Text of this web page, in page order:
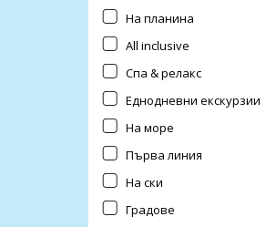
На планина
All inclusive
Спа & релакс
Еднодневни екскурзии
На море
Първа линия
На ски
Градове